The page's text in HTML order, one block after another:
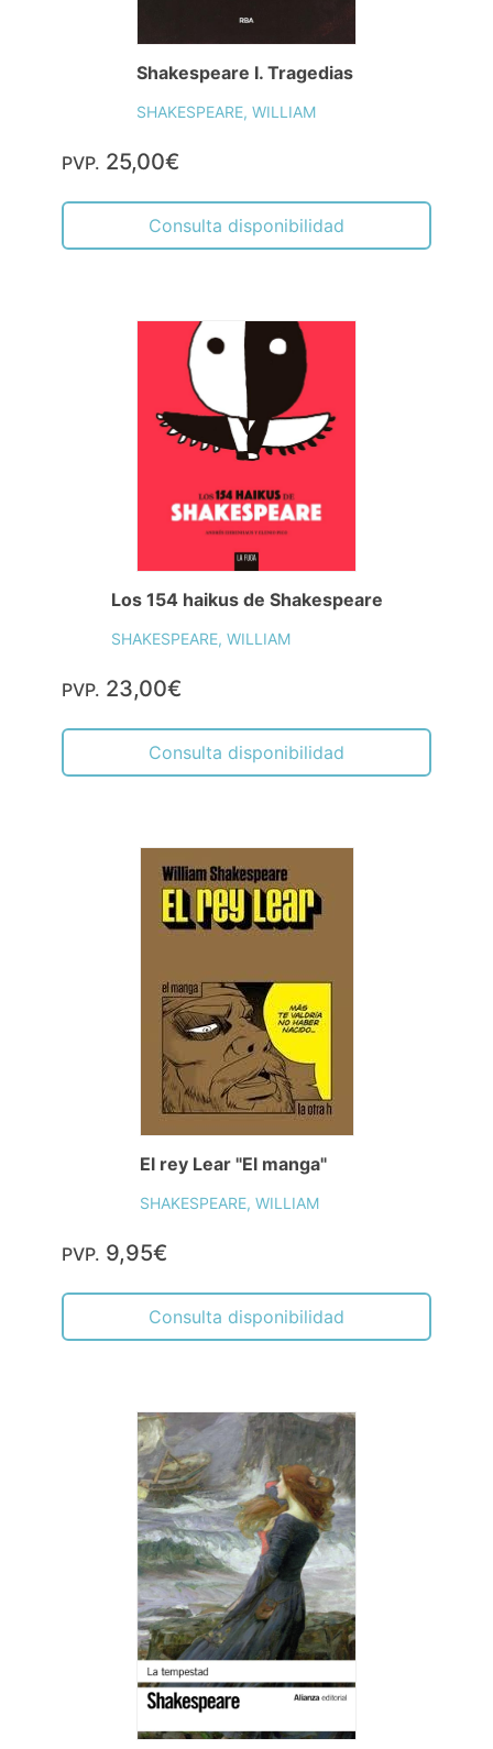
Shakespeare I. Tragedias
SHAKESPEARE, WILLIAM
PVP. 25,00€
Consulta disponibilidad
Los 154 haikus de Shakespeare
SHAKESPEARE, WILLIAM
PVP. 23,00€
Consulta disponibilidad
El rey Lear "El manga"
SHAKESPEARE, WILLIAM
PVP. 9,95€
Consulta disponibilidad